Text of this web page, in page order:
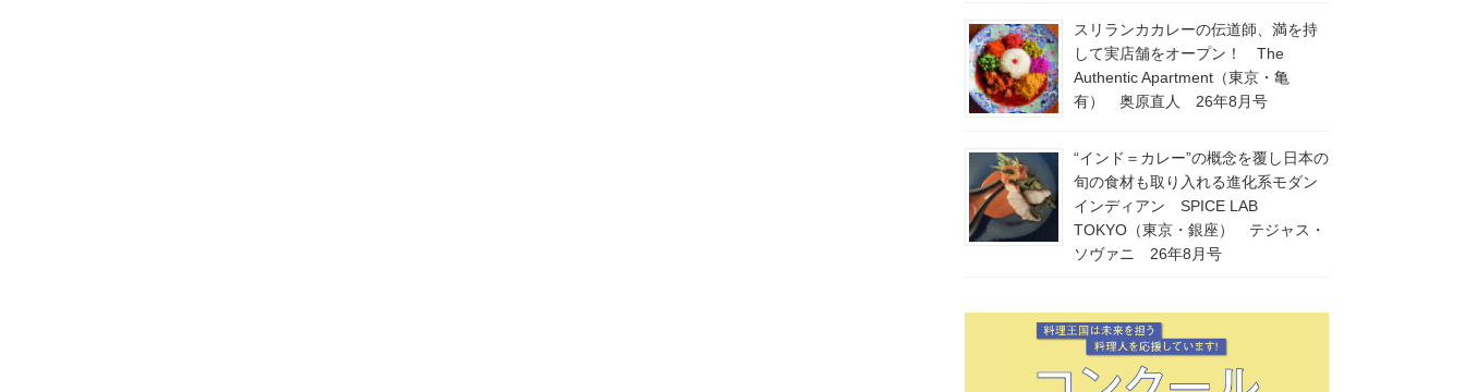
スリランカカレーの伝道師、満を持
して実店舗をオープン！ The
Authentic Apartment（東京・亀
有） 奥原直人 26年8月号
“インド＝カレー”の概念を覆し日本の
旬の食材も取り入れる進化系モダン
インディアン SPICE LAB
TOKYO（東京・銀座） テジャス・
ソヴァニ 26年8月号